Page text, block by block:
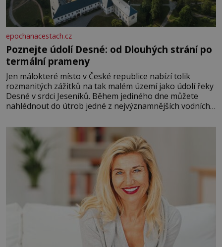
epochanacestach.cz
Poznejte údolí Desné: od Dlouhých strání po
termální prameny
Jen málokteré místo v České republice nabízí tolik
rozmanitých zážitků na tak malém území jako údolí řeky
Desné v srdci Jeseníků. Během jediného dne můžete
nahlédnout do útrob jedné z nejvýznamnějších vodních
se na koloběžce a den zakončit poznáváním památek ve
Velkých Losinách nebo v termálním